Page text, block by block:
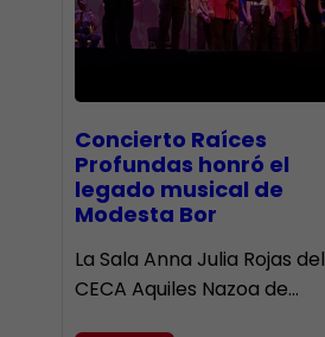
​Concierto Raíces
Profundas honró el
legado musical de
Modesta Bor
La Sala Anna Julia Rojas del
CECA Aquiles Nazoa de…